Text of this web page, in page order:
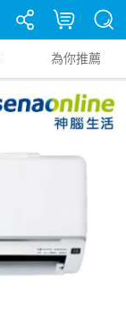
為你推薦